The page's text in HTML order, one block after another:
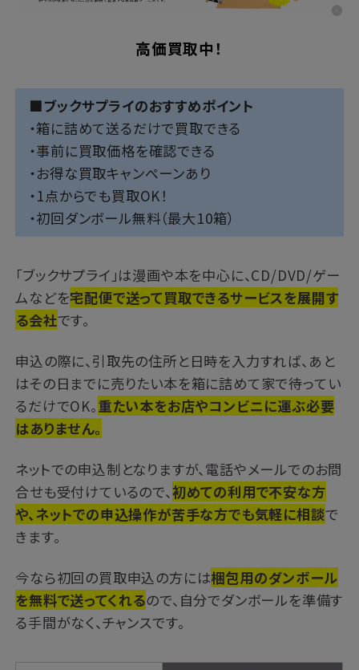
高価買取中！
■ブックサプライのおすすめポイント
・箱に詰めて送るだけで買取できる
・事前に買取価格を確認できる
・お得な買取キャンペーンあり
・1点からでも買取OK！
・初回ダンボール無料（最大10箱）
「ブックサプライ」は漫画や本を中心に、CD/DVD/ゲー
ムなどを宅配便で送って買取できるサービスを展開す
る会社です。
申込の際に、引取先の住所と日時を入力すれば、あと
はその日までに売りたい本を箱に詰めて家で待ってい
るだけでOK。重たい本をお店やコンビニに運ぶ必要
はありません。
ネットでの申込制となりますが、電話やメールでのお問
合せも受付けているので、初めての利用で不安な方
や、ネットでの申込操作が苦手な方でも気軽に相談で
きます。
今なら初回の買取申込の方には梱包用のダンボール
を無料で送ってくれるので、自分でダンボールを準備す
る手間がなく、チャンスです。